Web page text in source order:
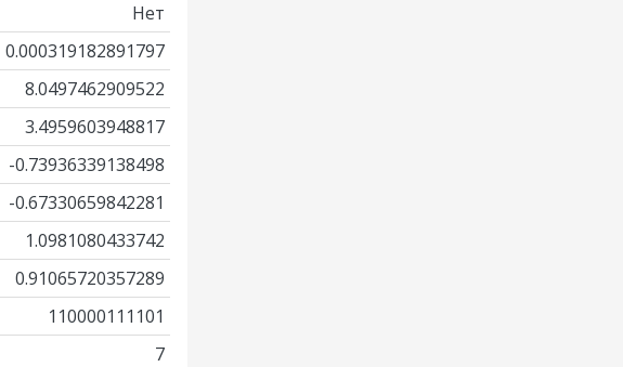
Нет
0.000319182891797
8.0497462909522
3.4959603948817
-0.73936339138498
-0.67330659842281
1.0981080433742
0.91065720357289
110000111101
7